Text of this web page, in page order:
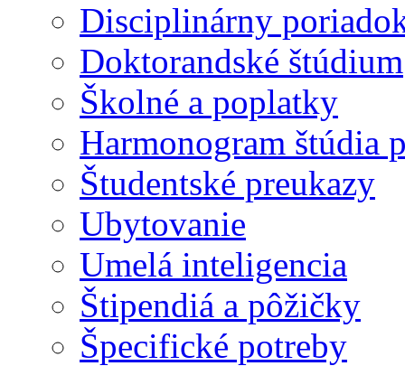
Disciplinárny
Doktorandské štúdium
Školné a poplatky
Harmonogram štúdia
Študentské preukazy
Ubytovanie
Umelá inteligencia
Štipendiá a pôžičky
Špecifické potreby